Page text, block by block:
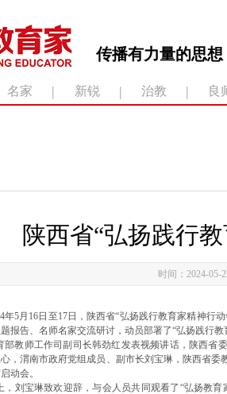
传播有力量的思
名家 | 新锐 | 治教 | 良
陕西省“弘扬践行
时间：2024-05-
年5月16日至17日，陕西省“弘扬践行教育家精神行
报告、名师名家交流研讨，动员部署了“弘扬践行教
部教师工作司副司长韩劲红发表视频讲话，陕西省
，渭南市政府党组成员、副市长刘宝琳，陕西省
动会。
，刘宝琳致欢迎辞，与会人员共同观看了“弘扬教